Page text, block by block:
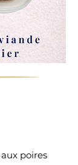
poires